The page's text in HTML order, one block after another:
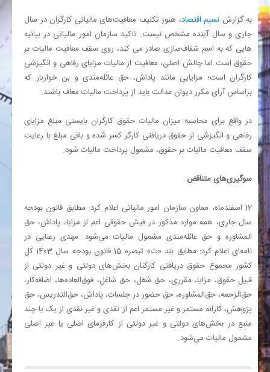
خانه به گزارش نسیم اقتصاد، هنوز تکلیف معافیت‌های مالیاتی کارگران در سال
جاری و سال آینده مشخص نیست. تاکید سازمان امور مالیاتی در بیانیه
هایی که به اسم شفاف‌سازی صادر می کند، روی سقف معافیت مالیات بر
حقوق است اما چالش اصلی، معافیت از مالیات مزایای رفاهی و انگیزشی
کارگران است؛ مزایایی مانند پاداش، حق‌ عائله‌مندی و بن‌ خواربار که
براساس آرای مکرر دیوان عدالت باید از پرداخت مالیات معاف باشند.
در واقع برای محاسبه میزان مالیات حقوق کارگران بایستی مبلغ مزایای
رفاهی و انگیزشی از حقوق دریافتی کارگر کسر شده و باقی مبلغ با رعایت
سقف معافیت مالیات بر حقوق، مشمول پرداخت مالیات شود.
سوگیری‌های متناقض
12 اسفندماه، معاون سازمان امور مالیاتی اعلام کرد: مطابق قانون بودجه
سال جاری، همه موارد مذکور در فیش حقوقی اعم از مزایا، پاداش، حق
المشاوره و حق عائله‌مندی مشمول مالیات می‌شود. مهدی رعنایی در
نامه‌ای اعلام کرد: مطابق بند «ث» تبصره 15 قانون بودجه سال 1403 کل
کشور مجموع حقوق دریافتی کارکنان بخش‌های دولتی و غیر دولتی از
قبیل حقوق، مزایا، مقرری، حق شغل، حق شاغل، فوق‌العاده‌ها، اضافه‌کار،
حق‌الزحمه، حق‌المشاوره، حق حضور در جلسات، پاداش، حق‌التدریس، حق
پژوهش، کارانه مستمر و غیر مستمر اعم از نقدی و غیر نقدی از یک یا چند
منبع در بخش‌های دولتی و غیر دولتی از کارفرمای اصلی یا غیر اصلی
مشمول مالیات می‌شود.